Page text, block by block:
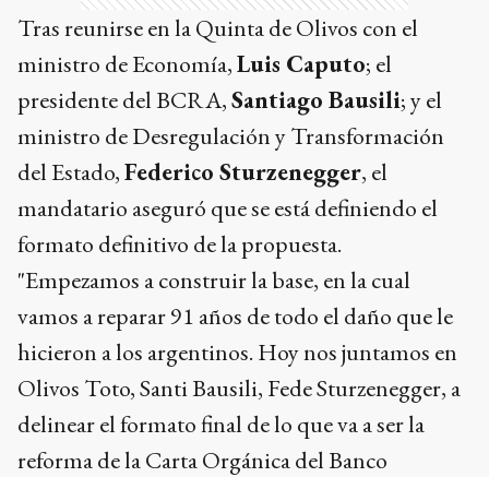
Tras reunirse en la Quinta de Olivos con el
ministro de Economía,Luis Caputo; el
presidente del BCRA,Santiago Bausili; y el
ministro de Desregulación y Transformación
del Estado,Federico Sturzenegger, el
mandatario aseguró que se está definiendo el
formato definitivo de la propuesta.
"Empezamos a construir la base, en la cual
vamos a reparar 91 años de todo el daño que le
hicieron a los argentinos. Hoy nos juntamos en
Olivos Toto, Santi Bausili, Fede Sturzenegger, a
delinear el formato final de lo que va a ser la
reforma de la Carta Orgánica del Banco